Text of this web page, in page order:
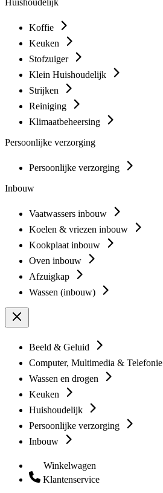
Huishoudelijk
Koffie
Keuken
Stofzuiger
Klein Huishoudelijk
Strijken
Reiniging
Klimaatbeheersing
Persoonlijke verzorging
Persoonlijke verzorging
Inbouw
Vaatwassers inbouw
Koelen & vriezen inbouw
Kookplaat inbouw
Oven inbouw
Afzuigkap
Wassen (inbouw)
Beeld & Geluid
Computer, Multimedia & Telefonie
Wassen en drogen
Keuken
Huishoudelijk
Persoonlijke verzorging
Inbouw
Winkelwagen
Klantenservice